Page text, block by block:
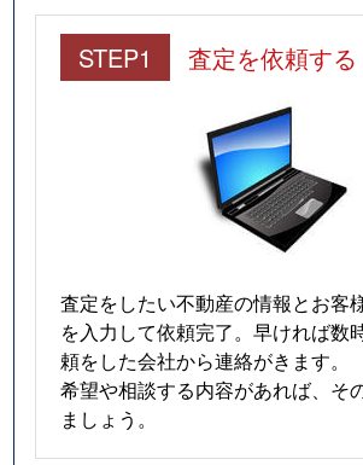
STEP1 査定を依頼する
査定をしたい不動産の情報とお客
を入力して依頼完了。早ければ数
頼をした会社から連絡がきます。
希望や相談する内容があれば、そ
ましょう。